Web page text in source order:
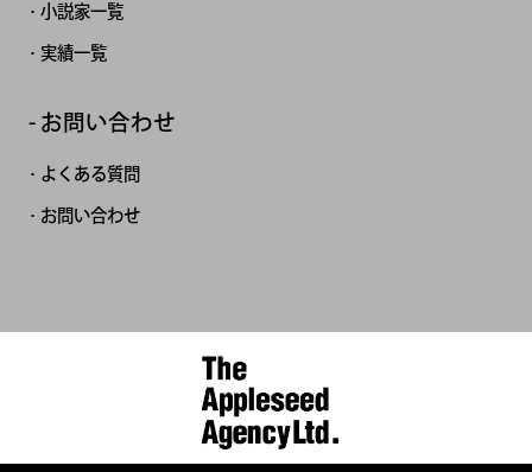
小説家一覧
実績一覧
お問い合わせ
よくある質問
お問い合わせ